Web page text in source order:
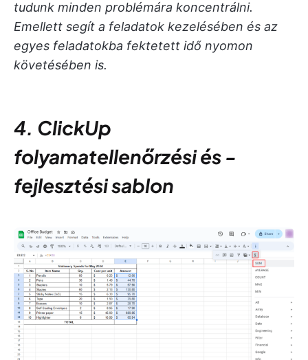
tudunk minden problémára koncentrálni.
Emellett segít a feladatok kezelésében és az
egyes feladatokba fektetett idő nyomon
követésében is.
4. ClickUp
folyamatellenőrzési és -
fejlesztési sablon